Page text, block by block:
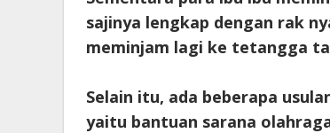
sajinya lengkap dengan rak
meminjam lagi ke tetangga
Selain itu, ada beberapa
yaitu bantuan sarana